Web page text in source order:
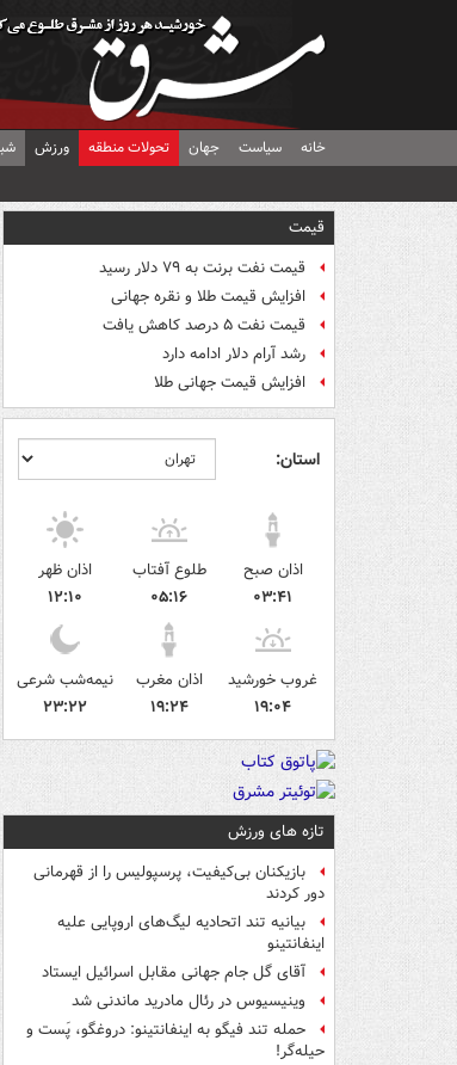
خانه سیاست جهان تحولات منطقه ورزش
قیمت
قیمت نفت برنت به ۷۹ دلار رسید
افزایش قیمت طلا و نقره جهانی
قیمت نفت ۵ درصد کاهش یافت
رشد آرام دلار ادامه دارد
افزایش قیمت جهانی طلا
استان:
اذان صبح
۰۳:۴۱
طلوع آفتاب
۰۵:۱۶
اذان ظهر
۱۲:۱۰
غروب خورشید
۱۹:۰۴
اذان مغرب
۱۹:۲۴
نیمه‌شب شرعی
۲۳:۲۲
تازه های ورزش
بازیکنان بی‌کیفیت، پرسپولیس را از قهرمانی
دور کردند
بیانیه تند اتحادیه لیگ‌های اروپایی علیه
اینفانتینو
آقای گل جام جهانی مقابل اسرائیل ایستاد
وینیسیوس در رئال مادرید ماندنی شد
حمله تند فیگو به اینفانتینو: دروغگو، پَست‌ و
حیله‌گر!